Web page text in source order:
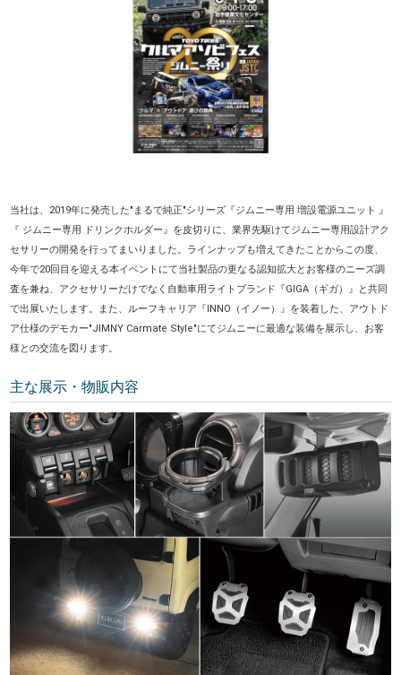
当社は、2019年に発売した"まるで純正"シリーズ『ジムニー専用 増設電源ユニット 』
『 ジムニー専用 ドリンクホルダー』を皮切りに、業界先駆けてジムニー専用設計アク
セサリーの開発を行ってまいりました。ラインナップも増えてきたことからこの度、
今年で20回目を迎える本イベントにて当社製品の更なる認知拡大とお客様のニーズ調
査を兼ね、アクセサリーだけでなく自動車用ライトブランド『GIGA（ギガ）』と共同
で出展いたします。また、ルーフキャリア『INNO（イノー）』を装着した、アウトド
ア仕様のデモカー"JIMNY Carmate Style"にてジムニーに最適な装備を展示し、お客
様との交流を図ります。
主な展示・物販内容